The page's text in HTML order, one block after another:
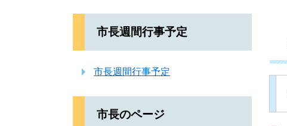
市長週間行事予定
市長週間行事予定
市長のページ